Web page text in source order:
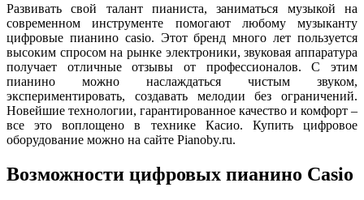
Развивать свой талант пианиста, заниматься музыкой на
современном инструменте помогают любому музыканту
цифровые пианино casio. Этот бренд много лет пользуется
высоким спросом на рынке электроники, звуковая аппаратура
получает отличные отзывы от профессионалов. С этим
пианино можно наслаждаться чистым звуком,
экспериментировать, создавать мелодии без ограничений.
Новейшие технологии, гарантированное качество и комфорт –
все это воплощено в технике Касио. Купить цифровое
оборудование можно на сайте Pianoby.ru.
Возможности цифровых пианино Casio